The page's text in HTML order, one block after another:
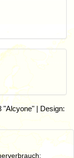
"Alcyone" | Design: